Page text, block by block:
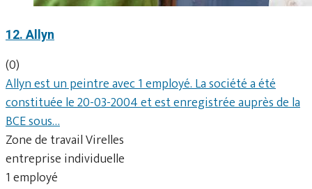
12. Allyn
(0)
Allyn est un peintre avec 1 employé. La société a été
constituée le 20-03-2004 et est enregistrée auprès de la
BCE sous…
Zone de travail Virelles
entreprise individuelle
1 employé